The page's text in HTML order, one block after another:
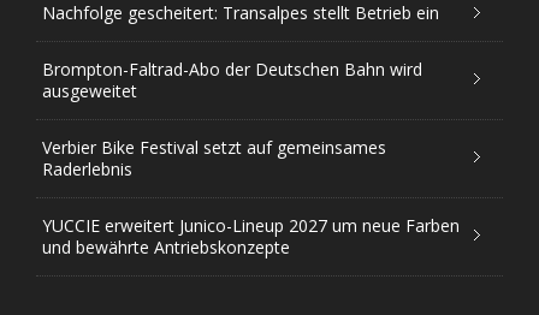
Nachfolge gescheitert: Transalpes stellt Betrieb ein
Brompton-Faltrad-Abo der Deutschen Bahn wird
ausgeweitet
Verbier Bike Festival setzt auf gemeinsames
Raderlebnis
YUCCIE erweitert Junico-Lineup 2027 um neue Farben
und bewährte Antriebskonzepte